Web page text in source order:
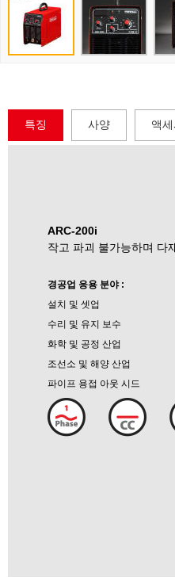
특징 사양 액
ARC-200i
작고 파괴 불가능하며 다
경공업 응용 분야 :
설치 및 셋업
수리 및 유지 보수
화학 및 공정 산업
조선소 및 해양 산업
파이프 용접 아웃 시드